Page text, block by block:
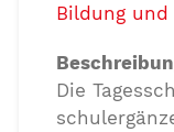
Bildung
Die